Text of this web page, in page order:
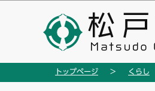
の
トップページ くらし